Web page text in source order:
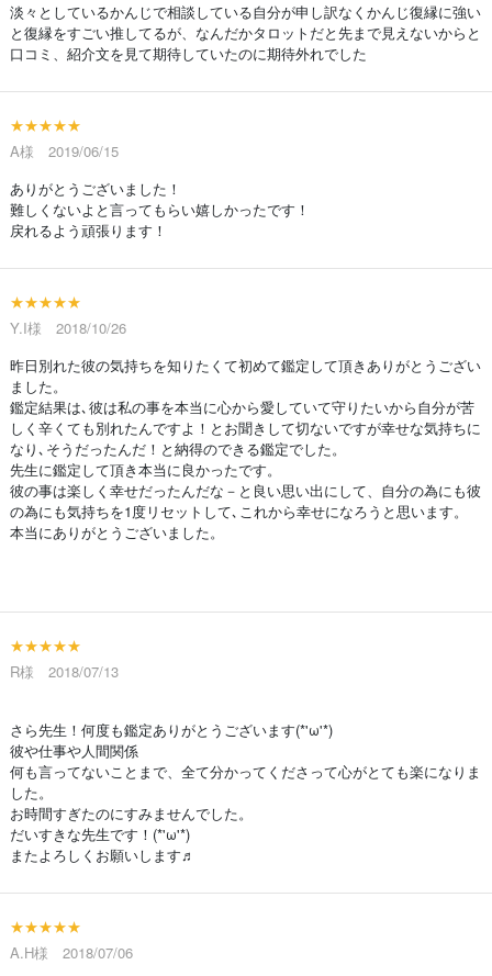
淡々としているかんじで相談している自分が申し訳なくかんじ復縁に強い
と復縁をすごい推してるが、なんだかタロットだと先まで見えないからと
口コミ、紹介文を見て期待していたのに期待外れでした
★★★★★
A様 2019/06/15
ありがとうございました！
難しくないよと言ってもらい嬉しかったです！
戻れるよう頑張ります！
★★★★★
Y.I様 2018/10/26
昨日別れた彼の気持ちを知りたくて初めて鑑定して頂きありがとうござい
ました。
鑑定結果は､彼は私の事を本当に心から愛していて守りたいから自分が苦
しく辛くても別れたんですよ！とお聞きして切ないですが幸せな気持ちに
なり､そうだったんだ！と納得のできる鑑定でした。
先生に鑑定して頂き本当に良かったです。
彼の事は楽しく幸せだったんだな－と良い思い出にして、自分の為にも彼
の為にも気持ちを1度リセットして､これから幸せになろうと思います。
本当にありがとうございました。
★★★★★
R様 2018/07/13
さら先生！何度も鑑定ありがとうございます(*'ω'*)
彼や仕事や人間関係
何も言ってないことまで、全て分かってくださって心がとても楽になりま
した。
お時間すぎたのにすみませんでした。
だいすきな先生です！(*'ω'*)
またよろしくお願いします♬
★★★★★
A.H様 2018/07/06